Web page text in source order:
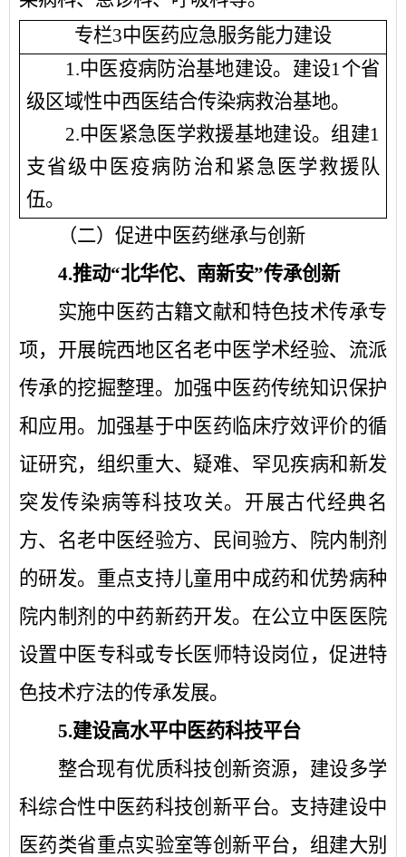
专栏3中医药应急服务能力建设
1.中医疫病防治基地建设。 建设1个省
级区域性中西医结合传染病救治基地。
2.中医紧急医学救援基地建设。 组建1
支省级中医疫病防治和紧急医学救援队
伍。
（二）促进中医药继承与创新
4.推动“北华佗、南新安”传承创新
实施中医药古籍文献和特色技术传承专
项，开展皖西地区名老中医学术经验、流派
传承的挖掘整理。加强中医药传统知识保护
和应用。加强基于中医药临床疗效评价的循
证研究，组织重大、疑难、罕见疾病和新发
突发传染病等科技攻关。开展古代经典名
方、名老中医经验方、民间验方、院内制剂
的研发。重点支持儿童用中成药和优势病种
院内制剂的中药新药开发。在公立中医医院
设置中医专科或专长医师特设岗位，促进特
色技术疗法的传承发展。
5.建设高水平中医药科技平台
整合现有优质科技创新资源，建设多学
科综合性中医药科技创新平台。支持建设中
医药类省重点实验室等创新平台，组建大别